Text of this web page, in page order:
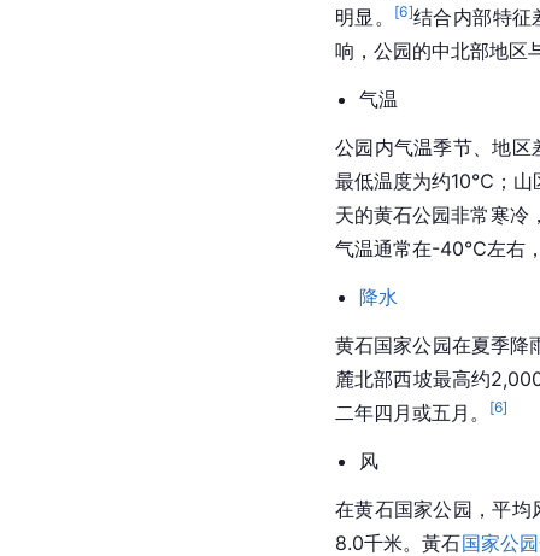
明显。
[6]结合内部特征
响，公园的中北部地区
气温
公园内气温季节、地区
最低温度为约10℃；山
天的黄石公园非常寒冷
气温通常在-40℃左右
降水
黄石国家公园在夏季降
麓北部西坡最高约
二年四月或五月。
[6]
风
在黄石国家公园，平均
8.0千米。黃石国家公园